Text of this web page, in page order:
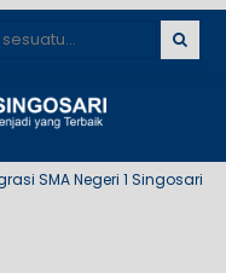
SMA Negeri 1 Singosari